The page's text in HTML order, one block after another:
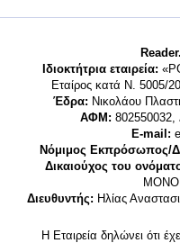
Ιδιοκτήτρια εταιρεία:
Εταίρος κατά Ν. 5005/
Έδρα: Νικολάου
ΑΦΜ: 802550032,
E-mail:
Νόμιμος Εκπρόσωπος/
Δικαιούχος του
Διευθυντής: Ηλίας
Η Εταιρεία δηλώνει ότι